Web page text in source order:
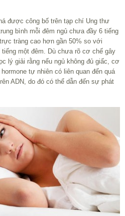
được công bố trên tạp chí Ung thư
bình mỗi đêm ngủ chưa đầy 6 tiếng
tràng cao hơn gần 50% so với
một đêm. Dù chưa rõ cơ chế gây
lý giải rằng nếu ngủ không đủ giấc, cơ
tự nhiên có liên quan đến quá
ADN, do đó có thể dẫn đến sự phát